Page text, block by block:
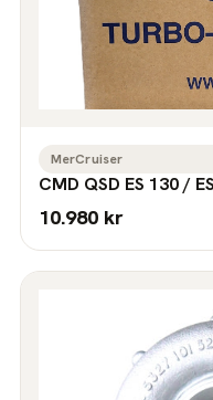
MerCruiser
CMD QSD ES 130 /
10.980 kr